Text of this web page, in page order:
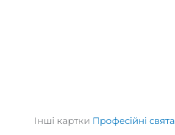
Інші картки Професійні свята